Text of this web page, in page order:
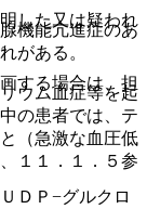
した又は疑われ
する場合は、担
ＤＰ−グルクロ
機能亢進症のあ
がある。
ウム血症等を起
の患者では、テ
（急激な血圧低
１１．１．５参